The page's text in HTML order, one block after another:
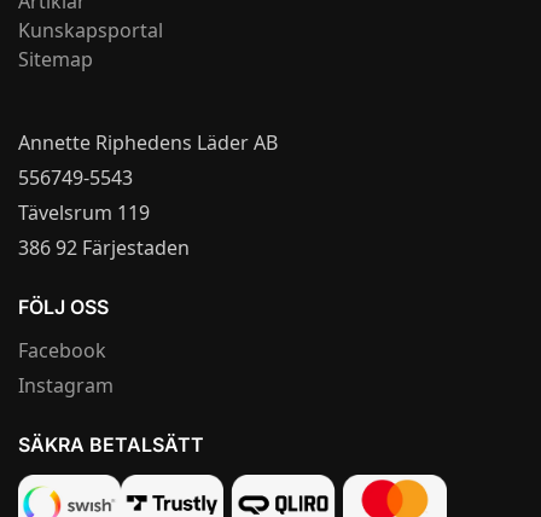
Kunskapsportal
Sitemap
Annette Riphedens Läder AB
556749-5543
Tävelsrum 119
386 92 Färjestaden
FÖLJ OSS
Facebook
Instagram
SÄKRA BETALSÄTT